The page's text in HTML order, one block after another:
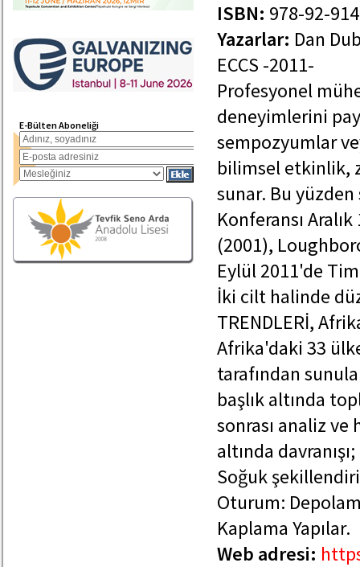
E-Bülten Aboneliği
ISBN: 978-92-
Yazarlar: Dan
ECCS -2011-
Profesyonel
deneyimlerini
sempozyumlar
bilimsel etkinlik,
sunar. Bu yüzden
Konferansı
(2001),
Eylül 2011'de
İki cilt halinde
TRENDLERİ,
Afrika'daki 33
tarafından
başlık altında
sonrası analiz ve
altında
Soğuk
Oturum:
Kaplama Yapılar.
Web adresi: